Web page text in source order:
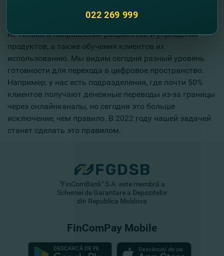
не только в направлении разработки и упрощения
продуктов, а также обучения клиентов их
использованию. Мы видим сегодня разный уровень
готовности для перехода в цифровое пространство.
Например, у нас есть подразделения, где почти 50%
клиентов получают денежные переводы из-за границы
через онлайнканалы, но сегодня это больше
исключение, чем правило. В 2022 году нашей задачей
станет сделать это правилом.
"FinComBank" S.A. este membră a
Schemei de Garantare a Depozitelor
din Republica Moldova
FinComPay Mobile
022 269 999